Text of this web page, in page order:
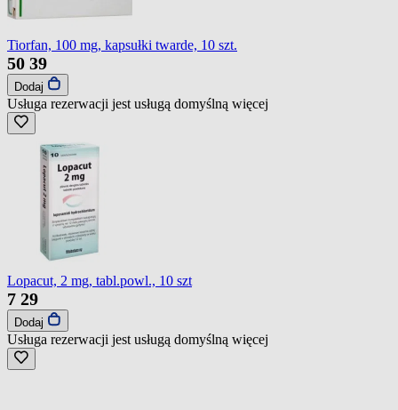
Tiorfan, 100 mg, kapsułki twarde, 10 szt.
50 39
Dodaj
Usługa rezerwacji jest usługą domyślną więcej
Lopacut, 2 mg, tabl.powl., 10 szt
7 29
Dodaj
Usługa rezerwacji jest usługą domyślną więcej